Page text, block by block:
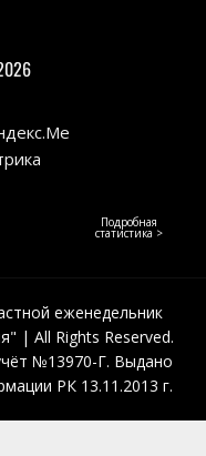
Подробная
статистика >
еженедельник
| All Rights Reserved.
№13970-Г. Выдано
РК 13.11.2013 г.